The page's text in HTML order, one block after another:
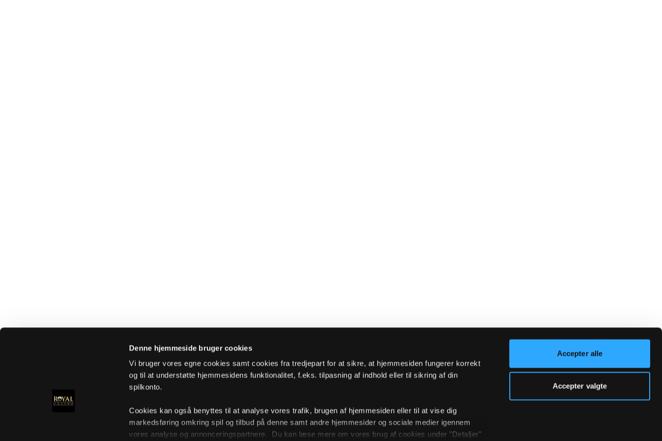
Denne hjemmeside bruger cookies
Vi bruger vores egne cookies samt cookies fra tredjepart for at sikre, at hjemmesiden fungerer korrekt
og til at understøtte hjemmesidens funktionalitet, f.eks. tilpasning af indhold eller til sikring af din
spilkonto.
Cookies kan også benyttes til at analyse vores trafik, brugen af hjemmesiden eller til at vise dig
markedsføring omkring spil og tilbud på denne samt andre hjemmesider og sociale medier igennem
vores analyse og annonceringspartnere. Du kan læse mere om vores brug af cookies under "Detaljer"
Accepter alle
Accepter valgte